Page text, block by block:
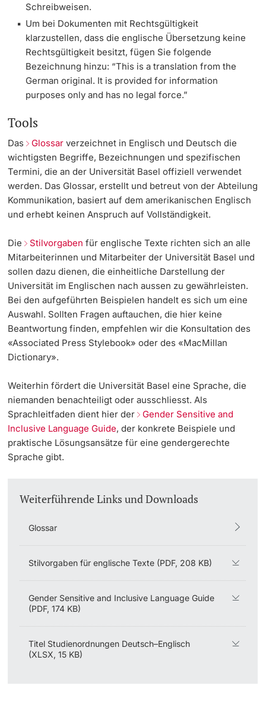
Fördernde & Alumni
weitere Informationen
weitere Informationen
Direktion Finanzen
Immobilien & Bauprojekte
Rechtserlasse
Fundraising
KI-Initiative
Notfall & Beratung
Kontakt & Anfahrt
Schreibweisen.
Um bei Dokumenten mit Rechtsgültigkeit
klarzustellen, dass die englische Übersetzung keine
Rechtsgültigkeit besitzt, fügen Sie folgende
Bezeichnung hinzu: “This is a translation from the
German original. It is provided for information
purposes only and has no legal force.”
Tools
Das Glossarverzeichnet in Englisch und Deutsch die
wichtigsten Begriffe, Bezeichnungen und spezifischen
Termini, die an der Universität Basel offiziell verwendet
werden. Das Glossar, erstellt und betreut von der Abteilung
Kommunikation, basiert auf dem amerikanischen Englisch
und erhebt keinen Anspruch auf Vollständigkeit.
Die Stilvorgabenfür englische Texte richten sich an alle
Mitarbeiterinnen und Mitarbeiter der Universität Basel und
sollen dazu dienen, die einheitliche Darstellung der
Universität im Englischen nach aussen zu gewährleisten.
Bei den aufgeführten Beispielen handelt es sich um eine
Auswahl. Sollten Fragen auftauchen, die hier keine
Beantwortung finden, empfehlen wir die Konsultation des
«Associated Press Stylebook» oder des «MacMillan
Dictionary».
Weiterhin fördert die Universität Basel eine Sprache, die
niemanden benachteiligt oder ausschliesst. Als
Sprachleitfaden dient hier der Gender Sensitive and
Inclusive Language Guide, der konkrete Beispiele und
praktische Lösungsansätze für eine gendergerechte
Sprache gibt.
Weiterführende Links und Downloads
Glossar
Stilvorgaben für englische Texte (PDF, 208 KB)
Gender Sensitive and Inclusive Language Guide
(PDF, 174 KB)
Titel Studienordnungen Deutsch–Englisch
(XLSX, 15 KB)